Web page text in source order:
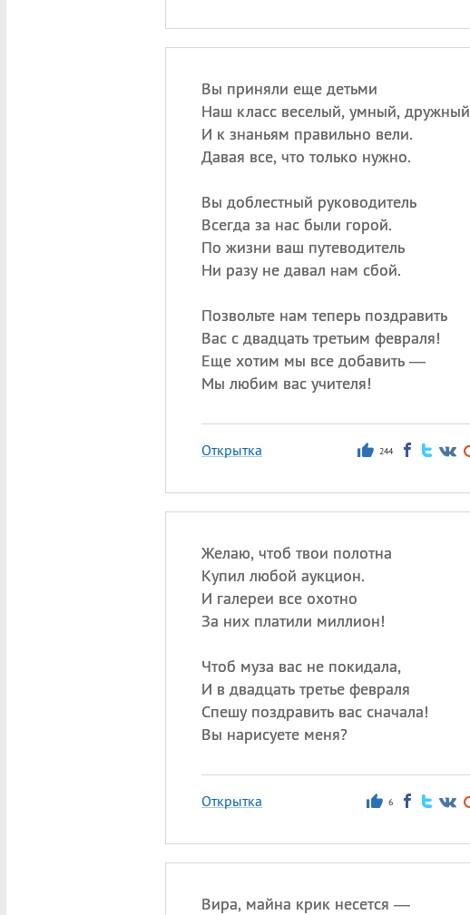
Вы приняли еще детьми
Наш класс веселый, умный, дружный
И к знаньям правильно вели.
Давая все, что только нужно.
Вы доблестный руководитель
Всегда за нас были горой.
По жизни ваш путеводитель
Ни разу не давал нам сбой.
Позвольте нам теперь поздравить
Вас с двадцать третьим февраля!
Еще хотим мы все добавить —
Мы любим вас учителя!
Открытка 244
Желаю, чтоб твои полотна
Купил любой аукцион.
И галереи все охотно
За них платили миллион!
Чтоб муза вас не покидала,
И в двадцать третье февраля
Спешу поздравить вас сначала!
Вы нарисуете меня?
Открытка 6
Вира, майна крик несется —